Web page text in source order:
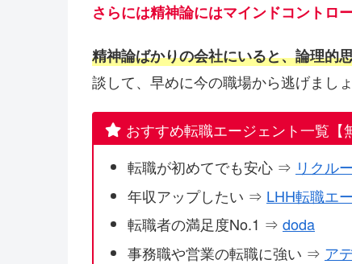
さらには精神論にはマインドコントロ
精神論ばかりの会社にいると、論理的
談して、早めに今の職場から逃げましょ
おすすめ転職エージェント一覧【
転職が初めてでも安心 ⇒ リクル
年収アップしたい ⇒ LHH転職エ
転職者の満足度No.1 ⇒ doda
事務職や営業の転職に強い ⇒ ア